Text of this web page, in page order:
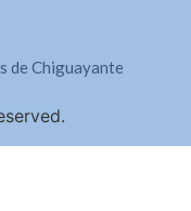
de Chiguayante